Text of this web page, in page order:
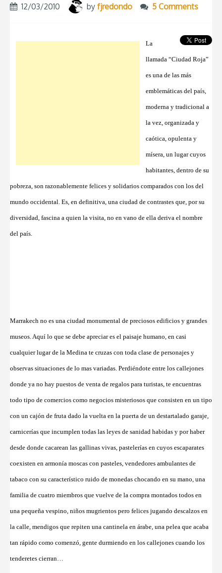
12/03/2010 by fjredondo 5 Comments
La
llamada “Ciudad Roja”
es una de las más
emblemáticas del país,
moderna y tradicional a
la vez, organizada y
caótica, opulenta y
mísera, un lugar cuyos
habitantes, dentro de su
pobreza, son razonablemente felices y solidarios comparados con los del
mundo occidental. Es, en definitiva, una ciudad de contrastes que, por su
diversidad, fascina a quien la visita, no en vano de ella deriva el nombre
del país.
Marrakech no es una ciudad monumental de preciosos edificios y grandes
museos. Aquí lo que se debe apreciar es el paisaje humano, en casi
cualquier lugar de la Medina te cruzas con toda clase de personajes y
observas situaciones de lo mas variadas. Perdiéndote entre los callejones
donde ya no hay puestos de venta de regalos para turistas, te encuentras
todo tipo de comercios como negocios misteriosos que consisten en un tipo
con un cajón de fruta dado la vuelta en la puerta de un destartalado garaje,
carnicerías que incumplen todas las leyes de sanidad habidas y por haber
desde donde cacarean las gallinas vivas, pastelerías en cuyos escaparates
coexisten en armonía moscas con pasteles, vendedores ambulantes de
tabaco con su característico ruido de monedas chocando en su mano, una
familia de cuatro miembros que vuelve de la compra montados todos en
una pequeña vespino, niños mugrientos pero felices jugando descalzos en
la calle, mendigos que repiten una cantinela en árabe, una pelea que acaba
tan rápido como comenzó, gente durmiendo en los callejones cuando los
tenderetes cierran…